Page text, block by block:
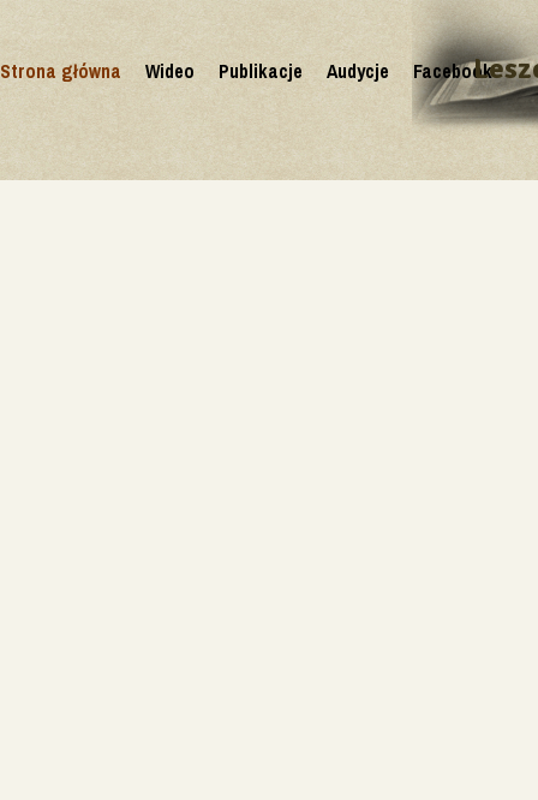
Strona główna Wideo Publikacje Audycje Facebook